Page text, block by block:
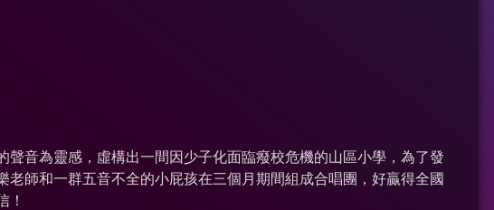
聲音為靈感，虛構出一間因少子化面臨癈校危機的山區小學，為了發
師和一群五音不全的小屁孩在三個月期間組成合唱團，好贏得全國
！